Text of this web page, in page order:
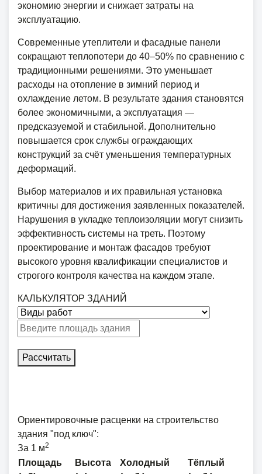
экономию энергии и снижает затраты на
эксплуатацию.
Современные утеплители и фасадные панели
сокращают теплопотери до 40–50% по сравнению с
традиционными решениями. Это уменьшает
расходы на отопление в зимний период и
охлаждение летом. В результате здания становятся
более экономичными, а эксплуатация —
предсказуемой и стабильной. Дополнительно
повышается срок службы ограждающих
конструкций за счёт уменьшения температурных
деформаций.
Выбор материалов и их правильная установка
критичны для достижения заявленных показателей.
Нарушения в укладке теплоизоляции могут снизить
эффективность системы на треть. Поэтому
проектирование и монтаж фасадов требуют
высокого уровня квалификации специалистов и
строгого контроля качества на каждом этапе.
КАЛЬКУЛЯТОР ЗДАНИЙ
Рассчитать
Ориентировочные расценки на строительство
здания "под ключ":
За 1 м2
Площадь
Высота
Холодный
Тёплый